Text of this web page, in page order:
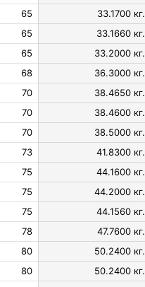
65 33.1700 кг.
65 33.1660 кг.
65 33.2000 кг.
68 36.3000 кг.
70 38.4650 кг.
70 38.4600 кг.
70 38.5000 кг.
73 41.8300 кг.
75 44.1600 кг.
75 44.2000 кг.
75 44.1560 кг.
78 47.7600 кг.
80 50.2400 кг.
80 50.2400 кг.